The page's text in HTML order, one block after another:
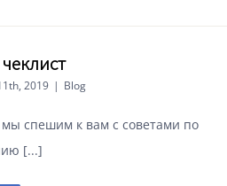
2019 | Blog
мы спешим к вам с советами по
[...]